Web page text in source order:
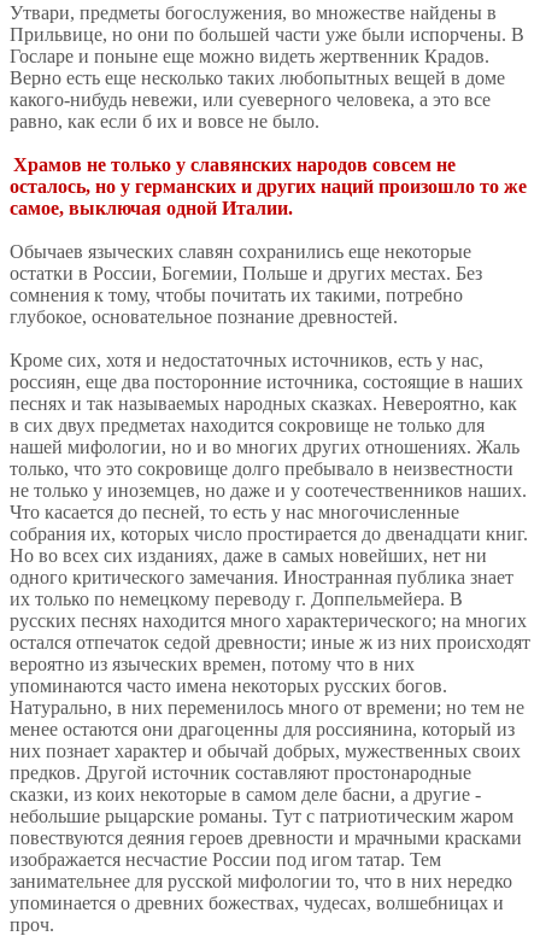
Утвари, предметы богослужения, во множестве найдены в
Прильвице, но они по большей части уже были испорчены. В
Госларе и поныне еще можно видеть жертвенник Крадов.
Верно есть еще несколько таких любопытных вещей в доме
какого-нибудь невежи, или суеверного человека, а это все
равно, как если б их и вовсе не было.
Храмов не только у славянских народов совсем не
осталось, но у германских и других наций произошло то же
самое, выключая одной Италии.
Обычаев языческих славян сохранились еще некоторые
остатки в России, Богемии, Польше и других местах. Без
сомнения к тому, чтобы почитать их такими, потребно
глубокое, основательное познание древностей.
Кроме сих, хотя и недостаточных источников, есть у нас,
россиян, еще два посторонние источника, состоящие в наших
песнях и так называемых народных сказках. Невероятно, как
в сих двух предметах находится сокровище не только для
нашей мифологии, но и во многих других отношениях. Жаль
только, что это сокровище долго пребывало в неизвестности
не только у иноземцев, но даже и у соотечественников наших.
Что касается до песней, то есть у нас многочисленные
собрания их, которых число простирается до двенадцати книг.
Но во всех сих изданиях, даже в самых новейших, нет ни
одного критического замечания. Иностранная публика знает
их только по немецкому переводу г. Доппельмейера. В
русских песнях находится много характерического; на многих
остался отпечаток седой древности; иные ж из них происходят
вероятно из языческих времен, потому что в них
упоминаются часто имена некоторых русских богов.
Натурально, в них переменилось много от времени; но тем не
менее остаются они драгоценны для россиянина, который из
них познает характер и обычай добрых, мужественных своих
предков. Другой источник составляют простонародные
сказки, из коих некоторые в самом деле басни, а другие -
небольшие рыцарские романы. Тут с патриотическим жаром
повествуются деяния героев древности и мрачными красками
изображается несчастие России под игом татар. Тем
занимательнее для русской мифологии то, что в них нередко
упоминается о древних божествах, чудесах, волшебницах и
проч.